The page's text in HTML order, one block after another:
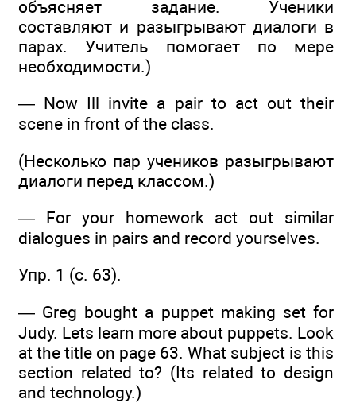
объясняет задание. Ученики
составляют и разыгрывают диалоги в
парах. Учитель помогает по мере
необходимости.)
— Now Ill invite a pair to act out their
scene in front of the class.
(Несколько пар учеников разыгрывают
диалоги перед классом.)
— For your homework act out similar
dialogues in pairs and record yourselves.
Упр. 1 (c. 63).
— Greg bought a puppet making set for
Judy. Lets learn more about puppets. Look
at the title on page 63. What subject is this
section related to? (Its related to design
and technology.)